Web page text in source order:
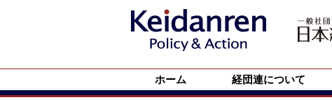
ホーム 経団連について